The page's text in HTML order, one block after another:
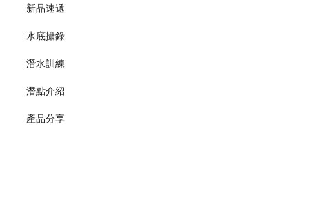
新品速遞
水底攝錄
潛水訓練
潛點介紹
產品分享